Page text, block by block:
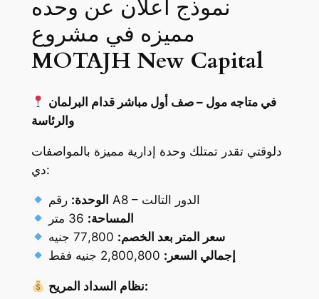
نموذج اعلان عن وحده
مميزه في مشروع
MOTAJH New Capital
في متاجه مول – صف أول مباشر قدام البرلمان
والرئاسة
دلوقتي تقدر تمتلك وحدة إدارية مميزة بالمواصفات
دي:
الوحدة:
رقم A8 – الدور التالت
المساحة:
سعر المتر بعد الخصم:
إجمالي السعر:
نظام السداد المريح: